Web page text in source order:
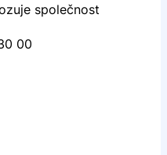
společnost
00